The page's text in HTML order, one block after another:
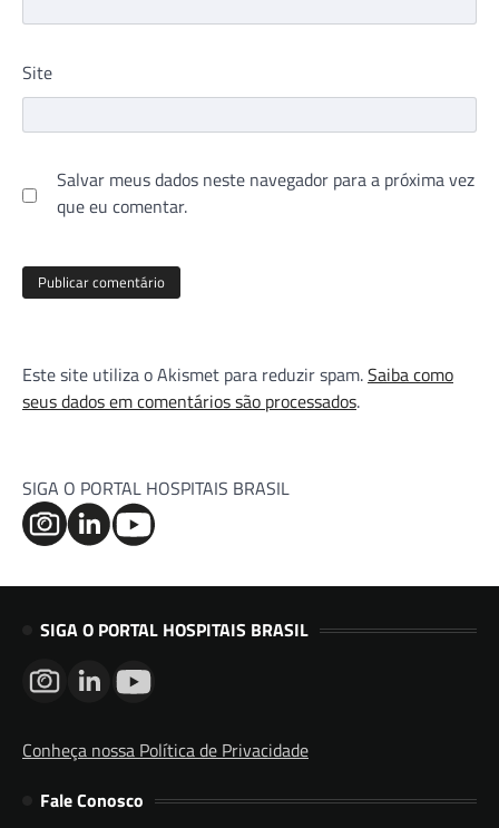
Site
Salvar meus dados neste navegador para a próxima vez
que eu comentar.
Este site utiliza o Akismet para reduzir spam.Saiba como
seus dados em comentários são processados.
SIGA O PORTAL HOSPITAIS BRASIL
SIGA O PORTAL HOSPITAIS BRASIL
Conheça nossa Política de Privacidade
Fale Conosco